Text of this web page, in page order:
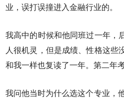
业，误打误撞进入金融行业的。
我高中的时候和他同班过一年，
人很机灵，但是成绩、性格这些
和我一样也复读了一年。第二年
我问他当时为什么选这个专业，